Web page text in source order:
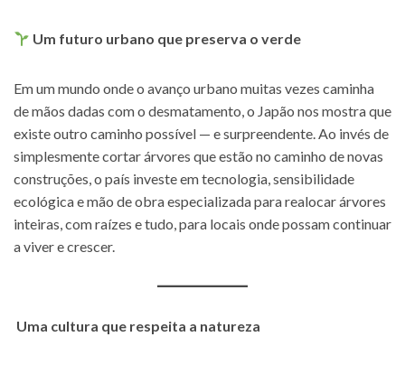
Um futuro urbano que preserva o verde
Em um mundo onde o avanço urbano muitas vezes caminha
de mãos dadas com o desmatamento, o Japão nos mostra que
existe outro caminho possível — e surpreendente. Ao invés de
simplesmente cortar árvores que estão no caminho de novas
construções, o país investe em tecnologia, sensibilidade
ecológica e mão de obra especializada para realocar árvores
inteiras, com raízes e tudo, para locais onde possam continuar
a viver e crescer.
Uma cultura que respeita a natureza